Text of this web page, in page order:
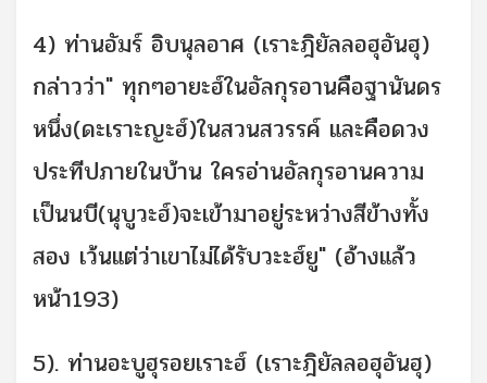
4) ท่านอัมร์ อิบนุลอาศ (เราะฎิยัลลอฮุอันฮุ)
กล่าวว่า" ทุกๆอายะฮ์ในอัลกุรอานคือฐานันดร
หนึ่ง(ดะเราะญะฮ์)ในสวนสวรรค์ และคือดวง
ประทีปภายในบ้าน ใครอ่านอัลกุรอานความ
เป็นนบี(นุบูวะฮ์)จะเข้ามาอยู่ระหว่างสีข้างทั้ง
สอง เว้นแต่ว่าเขาไม่ได้รับวะะฮ์ยู" (อ้างแล้ว
หน้า193)
5). ท่านอะบูฮุรอยเราะฮ์ (เราะฎิยัลลอฮุอันฮุ)